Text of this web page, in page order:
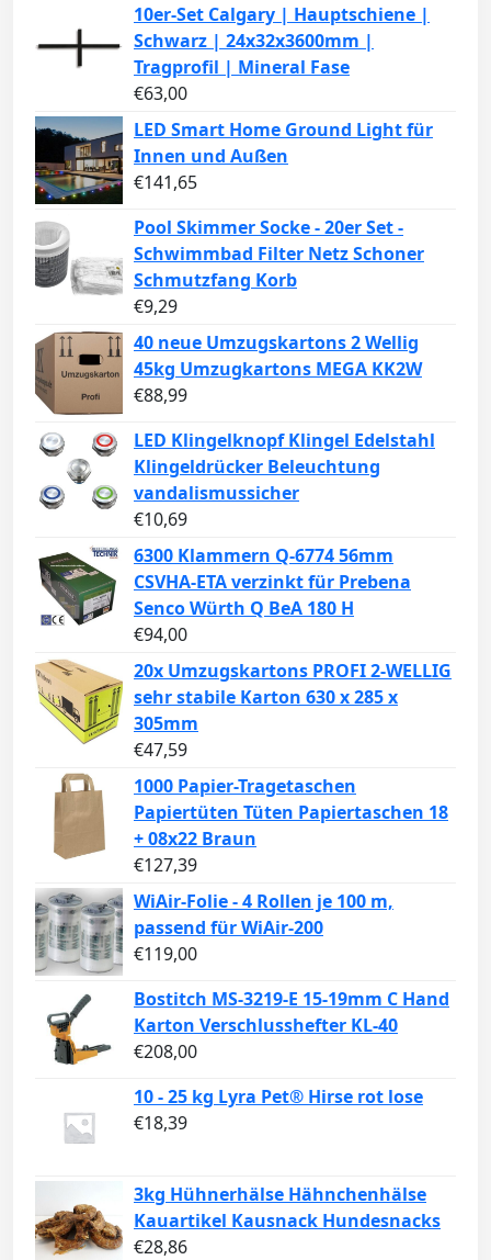
10er-Set Calgary | Hauptschiene |
Schwarz | 24x32x3600mm |
Tragprofil | Mineral Fase
€63,00
LED Smart Home Ground Light für
Innen und Außen
€141,65
Pool Skimmer Socke - 20er Set -
Schwimmbad Filter Netz Schoner
Schmutzfang Korb
€9,29
40 neue Umzugskartons 2 Wellig
45kg Umzugkartons MEGA KK2W
€88,99
LED Klingelknopf Klingel Edelstahl
Klingeldrücker Beleuchtung
vandalismussicher
€10,69
6300 Klammern Q-6774 56mm
CSVHA-ETA verzinkt für Prebena
Senco Würth Q BeA 180 H
€94,00
20x Umzugskartons PROFI 2-WELLIG
sehr stabile Karton 630 x 285 x
305mm
€47,59
1000 Papier-Tragetaschen
Papiertüten Tüten Papiertaschen 18
+ 08x22 Braun
€127,39
WiAir-Folie - 4 Rollen je 100 m,
passend für WiAir-200
€119,00
Bostitch MS-3219-E 15-19mm C Hand
Karton Verschlusshefter KL-40
€208,00
10 - 25 kg Lyra Pet® Hirse rot lose
€18,39
3kg Hühnerhälse Hähnchenhälse
Kauartikel Kausnack Hundesnacks
€28,86